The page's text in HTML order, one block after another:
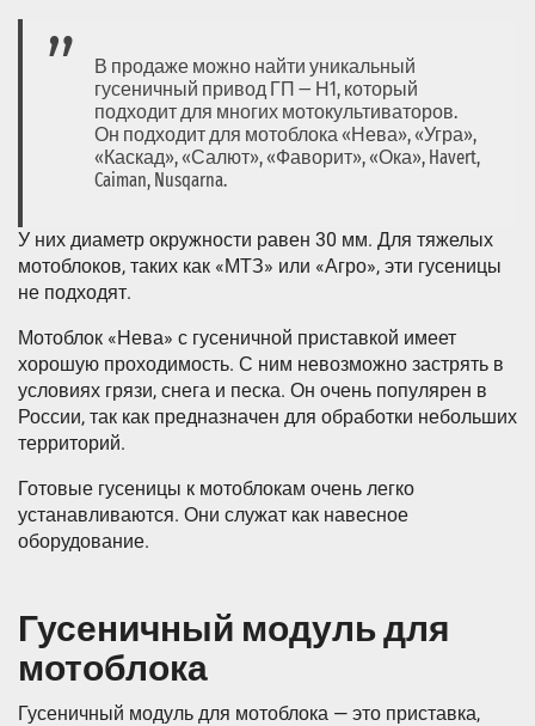
В продаже можно найти уникальный
гусеничный привод ГП — Н1, который
подходит для многих мотокультиваторов.
Он подходит для мотоблока «Нева», «Угра»,
«Каскад», «Салют», «Фаворит», «Ока», Havert,
Caiman, Nusqarna.
У них диаметр окружности равен 30 мм. Для тяжелых
мотоблоков, таких как «МТЗ» или «Агро», эти гусеницы
не подходят.
Мотоблок «Нева» с гусеничной приставкой имеет
хорошую проходимость. С ним невозможно застрять в
условиях грязи, снега и песка. Он очень популярен в
России, так как предназначен для обработки небольших
территорий.
Готовые гусеницы к мотоблокам очень легко
устанавливаются. Они служат как навесное
оборудование.
Гусеничный модуль для
мотоблока
Гусеничный модуль для мотоблока — это приставка,